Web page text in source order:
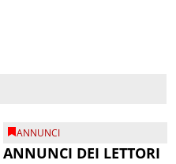
ANNUNCI
ANNUNCI DEI LETTORI